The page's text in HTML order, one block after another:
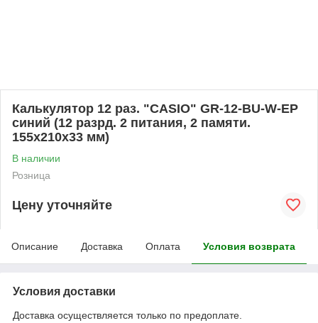
Калькулятор 12 раз. "CASIO" GR-12-BU-W-EP
синий (12 разрд. 2 питания, 2 памяти.
155х210х33 мм)
В наличии
Розница
Цену уточняйте
Описание Доставка Оплата Условия возврата
Условия доставки
Доставка осуществляется только по предоплате.